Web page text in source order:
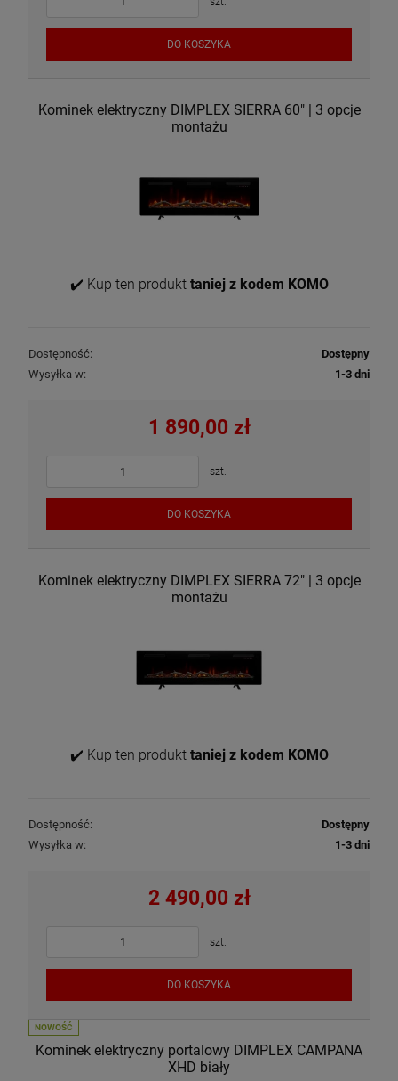
DO KOSZYKA
Kominek elektryczny DIMPLEX SIERRA 60" | 3 opcje
montażu
✔️ Kup ten produkt taniej z kodem KOMO
Dostępność:
Dostępny
Wysyłka w:
1-3 dni
1 890,00 zł
szt.
DO KOSZYKA
Kominek elektryczny DIMPLEX SIERRA 72" | 3 opcje
montażu
✔️ Kup ten produkt taniej z kodem KOMO
Dostępność:
Dostępny
Wysyłka w:
1-3 dni
2 490,00 zł
szt.
DO KOSZYKA
Kominek elektryczny portalowy DIMPLEX CAMPANA
XHD biały
NOWOŚĆ